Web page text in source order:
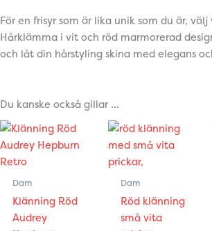
För en frisyr som är lika unik som du är, välj
Hårklämma i vit och röd marmorerad
och låt din hårstyling skina med elegans
Du kanske också gillar …
Dam
Klänning Röd
Audrey
Den
här
produkten
har
flera
varianter.
De
Dam
Röd klänning
små vita
Den
här
produkten
har
flera
varianter.
De